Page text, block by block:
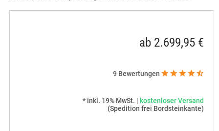
ab 2.699,95 €
9 Bewertungen
* inkl. 19% MwSt. | kostenloser Versand
(Spedition frei Bordsteinkante)